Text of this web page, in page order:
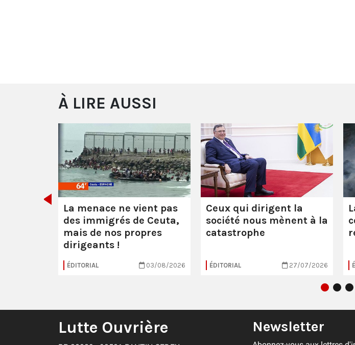
À LIRE AUSSI
La menace ne vient pas
des immigrés de Ceuta,
mais de nos propres
dirigeants !
ÉDITORIAL 03/08/2026
Ceux qui dirigent la
société nous mènent à la
catastrophe
ÉDITORIAL 27/07/2026
Lutte Ouvrière Newsletter